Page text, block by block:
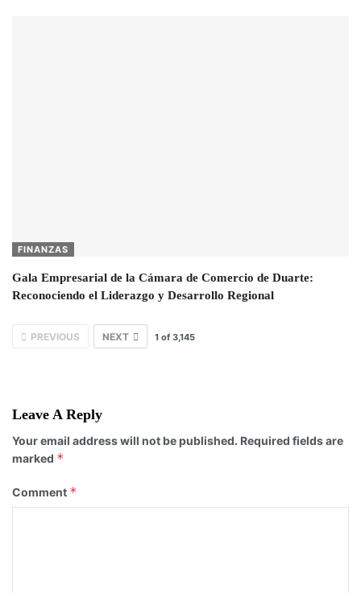
FINANZAS
Gala Empresarial de la Cámara de Comercio de Duarte:
Reconociendo el Liderazgo y Desarrollo Regional
PREVIOUS NEXT 1 of 3,145
Leave A Reply
Your email address will not be published. Required fields are
marked *
Comment *